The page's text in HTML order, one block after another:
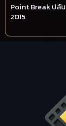
Point Break ปล้
2015